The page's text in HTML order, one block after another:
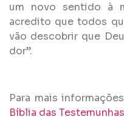
um novo sentido à
acredito que todos
vão descobrir que
dor”.
Para mais
Bíblia das